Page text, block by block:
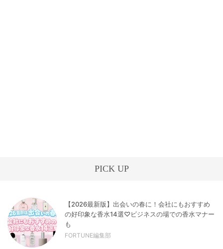
PICK UP
【2026最新版】出会いの春に！会社にもおすすめ
の好印象な香水14選♡ビジネスの場での香水マナー
も
FORTUNE編集部